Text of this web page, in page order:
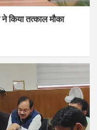
ने किया तत्काल मौका